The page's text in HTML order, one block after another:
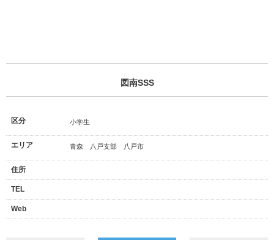
図南SSS
区分 小学生
エリア 青森 八戸支部 八戸市
住所
TEL
Web